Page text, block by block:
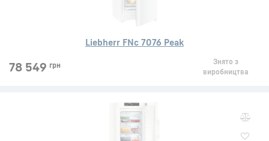
Liebherr FNc 7076 Peak
78 549 грн
Знято з
виробництва